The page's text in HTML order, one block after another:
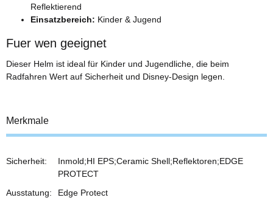
Reflektierend
Einsatzbereich: Kinder & Jugend
Fuer wen geeignet
Dieser Helm ist ideal für Kinder und Jugendliche, die beim
Radfahren Wert auf Sicherheit und Disney-Design legen.
Merkmale
Sicherheit:
Inmold;HI EPS;Ceramic Shell;Reflektoren;EDGE
PROTECT
Ausstatung:
Edge Protect